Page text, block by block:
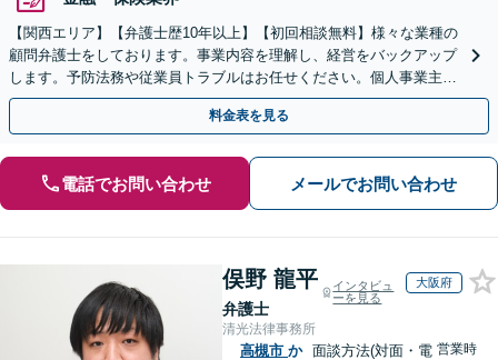
【関西エリア】【弁護士歴10年以上】【初回相談無料】様々な業種の
顧問弁護士をしております。事業内容を理解し、経営をバックアップ
します。予防法務や従業員トラブルはお任せください。個人事業主か
らのご相談も可【休日・夜間相談可】
料金表を見る
電話でお問い合わせ メールでお問い合わせ
俣野 龍平
弁護士
インタビュ
ーを見る
大阪府
清光法律事務所
高槻市 か 面談方法(対面・電 営業時